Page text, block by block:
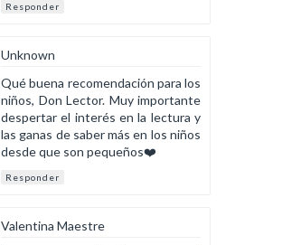
Responder
Unknown
Qué buena recomendación para los
niños, Don Lector. Muy importante
despertar el interés en la lectura y
las ganas de saber más en los niños
desde que son pequeños❤️
Responder
Valentina Maestre